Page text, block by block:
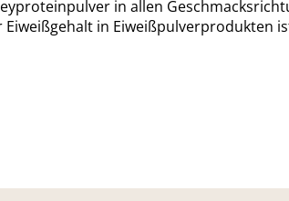
in allen
Eiweißgehalt in Eiweißpulverprodukten